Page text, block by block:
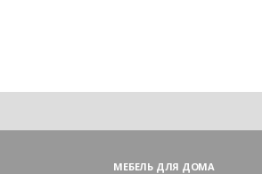
МЕБЕЛЬ ДЛЯ ДОМА